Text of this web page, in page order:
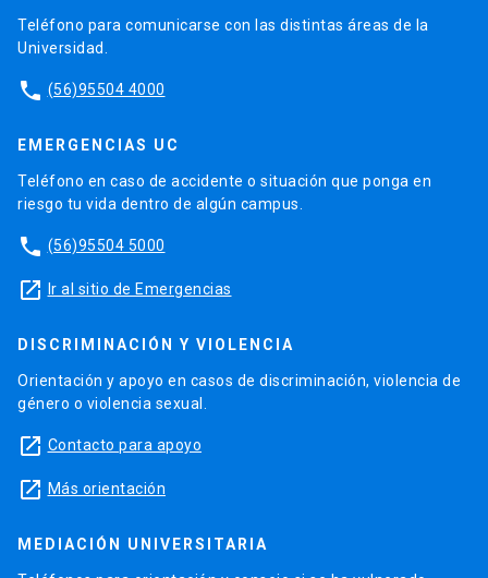
Teléfono para comunicarse con las distintas áreas de la
Universidad.
phone (56)95504 4000
EMERGENCIAS UC
Teléfono en caso de accidente o situación que ponga en
riesgo tu vida dentro de algún campus.
phone (56)95504 5000
launch Ir al sitio de Emergencias
DISCRIMINACIÓN Y VIOLENCIA
Orientación y apoyo en casos de discriminación, violencia de
género o violencia sexual.
launch Contacto para apoyo
launch Más orientación
MEDIACIÓN UNIVERSITARIA